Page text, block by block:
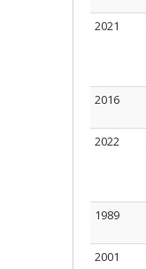
2021
2016
2022
1989
2001